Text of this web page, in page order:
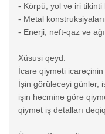
- Körpü, yol və iri tikinti
- Metal
- Enerji, neft-qaz və
Xüsusi qeyd:
İcarə qiyməti icarəçinin
İşin görüləcəyi günlər,
işin həcminə görə
qiymət iş detalları